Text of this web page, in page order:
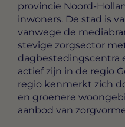
provincie Noord-
inwoners. De stad is
vanwege de
stevige zorgsector
dagbestedingscentra
actief zijn in de regio
regio kenmerkt zich
en groenere
aanbod van